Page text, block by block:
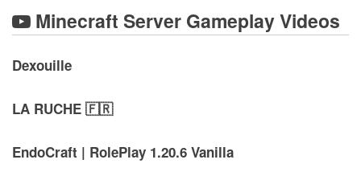
Minecraft Server Gameplay Videos
Dexouille
LA RUCHE 🇫🇷​
EndoCraft | RolePlay 1.20.6 Vanilla